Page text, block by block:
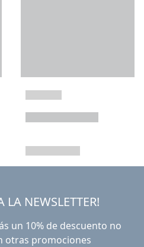
LA NEWSLETTER!
un 10% de descuento no
otras promociones